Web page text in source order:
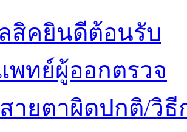
สิคยินดีต้อนรับ
ทย์ผู้ออกตรวจ
ายตาผิดปกติ/วิธี